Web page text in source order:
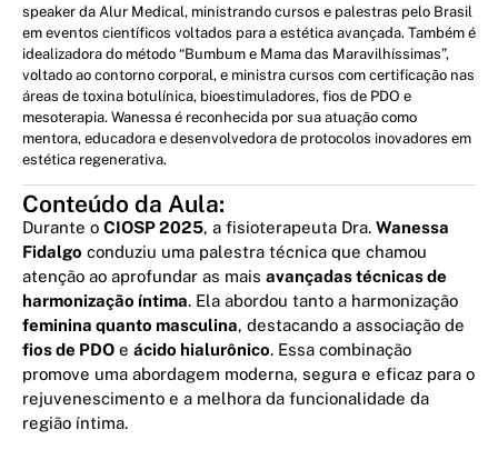
speaker da Alur Medical, ministrando cursos e palestras pelo Brasil
em eventos científicos voltados para a estética avançada. Também é
idealizadora do método “Bumbum e Mama das Maravilhíssimas”,
voltado ao contorno corporal, e ministra cursos com certificação nas
áreas de toxina botulínica, bioestimuladores, fios de PDO e
mesoterapia. Wanessa é reconhecida por sua atuação como
mentora, educadora e desenvolvedora de protocolos inovadores em
estética regenerativa.
Conteúdo da Aula:
Durante o CIOSP 2025, a fisioterapeuta Dra. Wanessa
Fidalgo conduziu uma palestra técnica que chamou
atenção ao aprofundar as mais avançadas técnicas de
harmonização íntima. Ela abordou tanto a harmonização
feminina quanto masculina, destacando a associação de
fios de PDO e ácido hialurônico. Essa combinação
promove uma abordagem moderna, segura e eficaz para o
rejuvenescimento e a melhora da funcionalidade da
região íntima.